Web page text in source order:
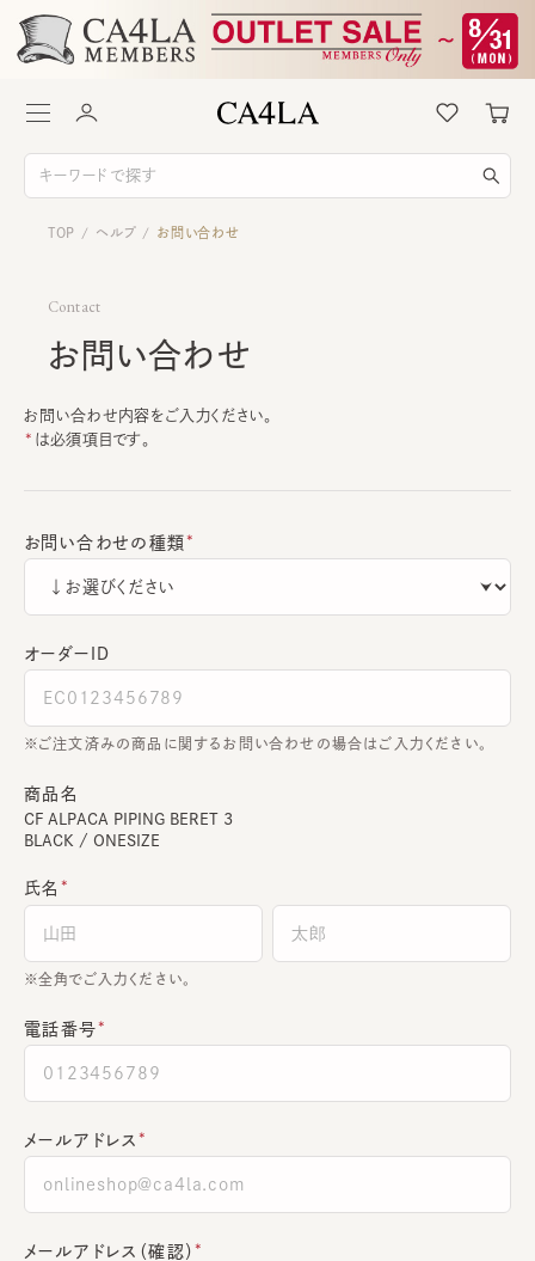
TOP / ヘルプ / お問い合わせ
Contact
お問い合わせ
お問い合わせ内容をご入力ください。
は必須項目です。
お問い合わせの種類
オーダーＩＤ
ご注文済みの商品に関するお問い合わせの場合はご入力ください。
商品名
CF ALPACA PIPING BERET 3
BLACK / ONESIZE
氏名
全角でご入力ください。
電話番号
メールアドレス
メールアドレス（確認）